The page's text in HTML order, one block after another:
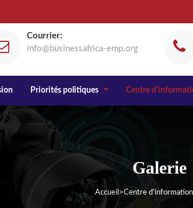
Courrier:
info@businessafrica-emp.org
Priorités politiques Centre
Galerie
Accueil >Centre d'information